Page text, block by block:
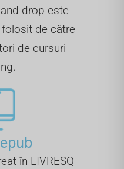
drop este
de către
de cursuri
în LIVRESQ